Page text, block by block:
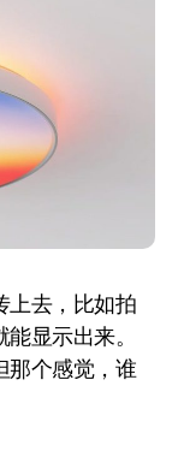
上去，比如拍
显示出来。
那个感觉，谁